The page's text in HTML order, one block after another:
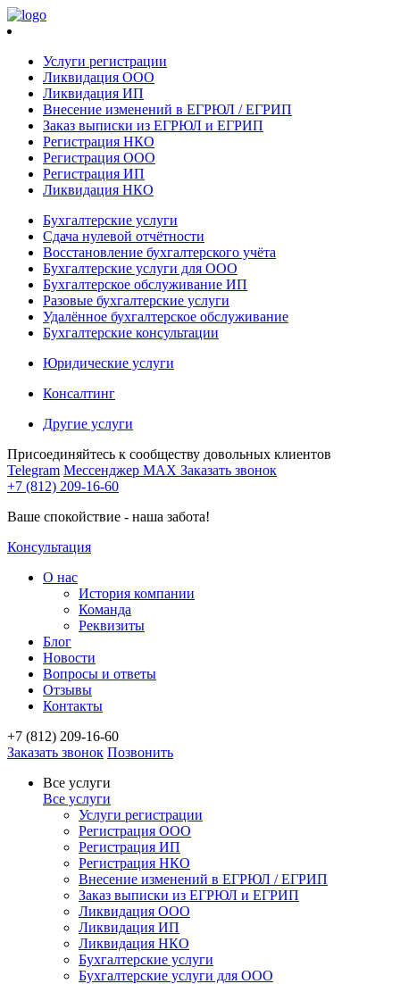
Услуги регистрации
Ликвидация ООО
Ликвидация ИП
Внесение изменений в ЕГРЮЛ / ЕГРИП
Заказ выписки из ЕГРЮЛ и ЕГРИП
Регистрация НКО
Регистрация ООО
Регистрация ИП
Ликвидация НКО
Бухгалтерские услуги
Сдача нулевой отчётности
Восстановление бухгалтерского учёта
Бухгалтерские услуги для ООО
Бухгалтерское обслуживание ИП
Разовые бухгалтерские услуги
Удалённое бухгалтерское обслуживание
Бухгалтерские консультации
Юридические услуги
Консалтинг
Другие услуги
Присоединяйтесь к сообществу довольных клиентов
Telegram Мессенджер MAX Заказать звонок
+7 (812) 209-16-60
Ваше спокойствие - наша забота!
Консультация
О нас
История компании
Команда
Реквизиты
Блог
Новости
Вопросы и ответы
Отзывы
Контакты
+7 (812) 209-16-60
Заказать звонок Позвонить
Все услуги
Все услуги
Услуги регистрации
Регистрация ООО
Регистрация ИП
Регистрация НКО
Внесение изменений в ЕГРЮЛ / ЕГРИП
Заказ выписки из ЕГРЮЛ и ЕГРИП
Ликвидация ООО
Ликвидация ИП
Ликвидация НКО
Бухгалтерские услуги
Бухгалтерские услуги для ООО